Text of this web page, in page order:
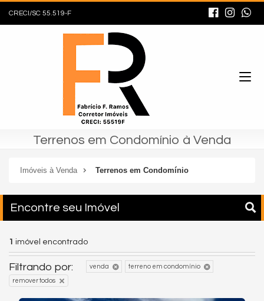
CRECI/SC 55.519-F
Terrenos em Condomínio à Venda
Imóveis à Venda Terrenos em Condomínio
Encontre seu Imóvel
1 imóvel encontrado
Filtrando por: venda terreno em condomínio
remover todos